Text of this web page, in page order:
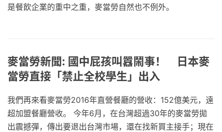
是餐飲企業的重中之重，麥當勞自然也不例外。
麥當勞新聞: 國中屁孩叫囂鬧事！ 日本麥
當勞直接「禁止全校學生」出入
我們再來看麥當勞2016年直營餐廳的營收：152億美元，遠
超加盟餐廳營收。 今年6月，在台灣超過30年的麥當勞拋
出震撼彈，傳出要退出台灣市場，還在找新買主接手；現在